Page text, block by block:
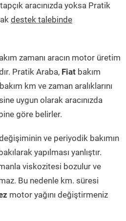
aracınızda yoksa Pratik
destek talebinde
zamanı aracın motor üretim
Pratik Araba, Fiat bakım
km ve zaman aralıklarını
uygun olarak aracınızda
göre belirler.
ve periyodik bakımın
yapılması yanlıştır.
viskozitesi bozulur ve
Bu nedenle km. süresi
motor yağını değiştirmeniz